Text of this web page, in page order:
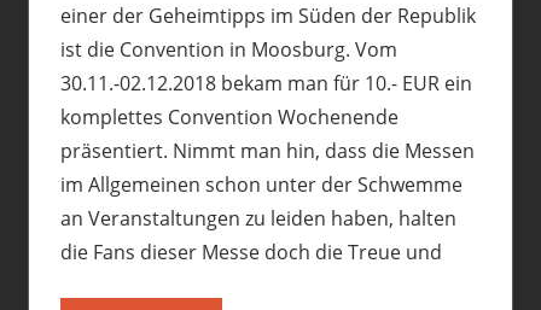
einer der Geheimtipps im Süden der Republik
ist die Convention in Moosburg. Vom
30.11.-02.12.2018 bekam man für 10.- EUR ein
komplettes Convention Wochenende
präsentiert. Nimmt man hin, dass die Messen
im Allgemeinen schon unter der Schwemme
an Veranstaltungen zu leiden haben, halten
die Fans dieser Messe doch die Treue und